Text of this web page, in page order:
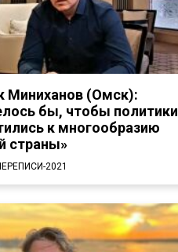
Миниханов (Омск):
бы, чтобы политики
к многообразию
страны»
2021